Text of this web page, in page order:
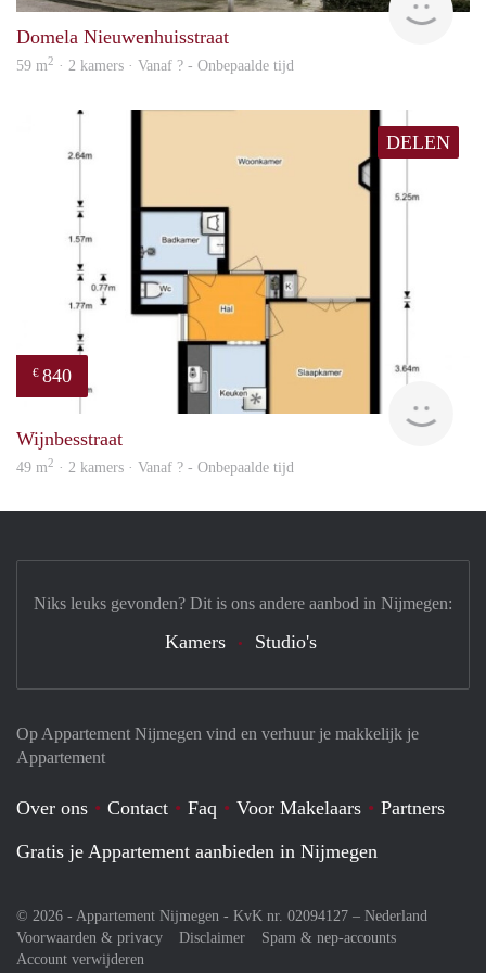
Domela Nieuwenhuisstraat
59 m2 · 2 kamers · Vanaf ? - Onbepaalde tijd
DELEN
€ 840
Wijnbesstraat
49 m2 · 2 kamers · Vanaf ? - Onbepaalde tijd
Op Appartement Nijmegen vind en verhuur je makkelijk je
Appartement
Over ons Contact Faq Voor Makelaars
Partners
Gratis je Appartement aanbieden in Nijmegen
© 2026 - Appartement Nijmegen - KvK nr. 02094127 – Nederland
Voorwaarden & privacy
Disclaimer
Spam & nep-accounts
Account verwijderen
Niks leuks gevonden? Dit is ons andere aanbod in Nijmegen:
Kamers Studio's